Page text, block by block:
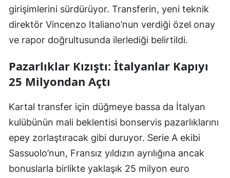
girişimlerini sürdürüyor. Transferin, yeni teknik
direktör Vincenzo Italiano’nun verdiği özel onay
ve rapor doğrultusunda ilerlediği belirtildi.
Pazarlıklar Kızıştı: İtalyanlar Kapıyı
25 Milyondan Açtı
Kartal transfer için düğmeye bassa da İtalyan
kulübünün mali beklentisi bonservis pazarlıklarını
epey zorlaştıracak gibi duruyor. Serie A ekibi
Sassuolo’nun, Fransız yıldızın ayrılığına ancak
bonuslarla birlikte yaklaşık 25 milyon euro